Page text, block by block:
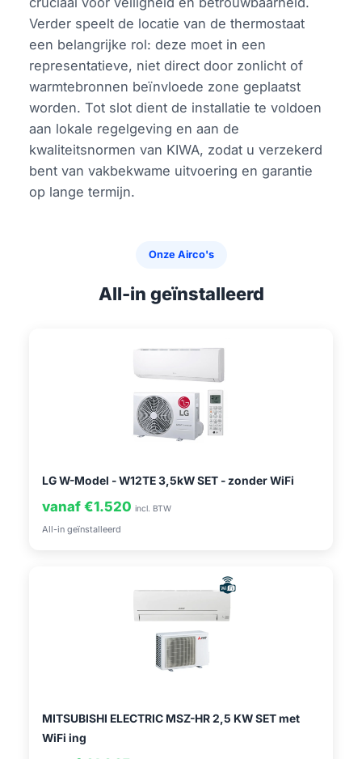
Verder speelt de locatie van de thermostaat
een belangrijke rol: deze moet in een
representatieve, niet direct door zonlicht of
warmtebronnen beïnvloede zone geplaatst
worden. Tot slot dient de installatie te voldoen
aan lokale regelgeving en aan de
kwaliteitsnormen van KIWA, zodat u verzekerd
bent van vakbekwame uitvoering en garantie
op lange termijn.
Onze Airco's
All-in geïnstalleerd
LG W-Model - W12TE 3,5kW SET - zonder WiFi
vanaf €1.520 incl. BTW
All-in geïnstalleerd
MITSUBISHI ELECTRIC MSZ-HR 2,5 KW SET met
WiFi ing